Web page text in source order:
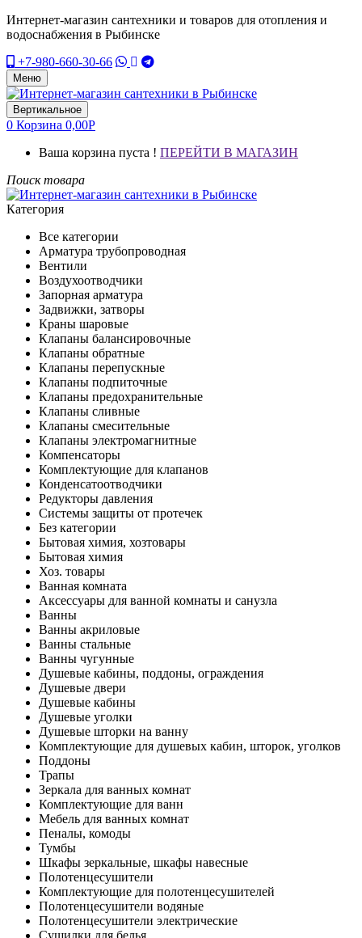
Интернет-магазин сантехники и товаров для отопления и
водоснабжения в Рыбинске
+7-980-660-30-66
Меню
Вертикальное
0 Корзина 0,00Р
Ваша корзина пуста ! ПЕРЕЙТИ В МАГАЗИН
Поиск товара
Категория
Все категории
Арматура трубопроводная
Вентили
Воздухоотводчики
Запорная арматура
Задвижки, затворы
Краны шаровые
Клапаны балансировочные
Клапаны обратные
Клапаны перепускные
Клапаны подпиточные
Клапаны предохранительные
Клапаны сливные
Клапаны смесительные
Клапаны электромагнитные
Компенсаторы
Комплектующие для клапанов
Конденсатоотводчики
Редукторы давления
Системы защиты от протечек
Без категории
Бытовая химия, хозтовары
Бытовая химия
Хоз. товары
Ванная комната
Аксессуары для ванной комнаты и санузла
Ванны
Ванны акриловые
Ванны стальные
Ванны чугунные
Душевые кабины, поддоны, ограждения
Душевые двери
Душевые кабины
Душевые уголки
Душевые шторки на ванну
Комплектующие для душевых кабин, шторок, уголков
Поддоны
Трапы
Зеркала для ванных комнат
Комплектующие для ванн
Мебель для ванных комнат
Пеналы, комоды
Тумбы
Шкафы зеркальные, шкафы навесные
Полотенцесушители
Комплектующие для полотенцесушителей
Полотенцесушители водяные
Полотенцесушители электрические
Сушилки для белья